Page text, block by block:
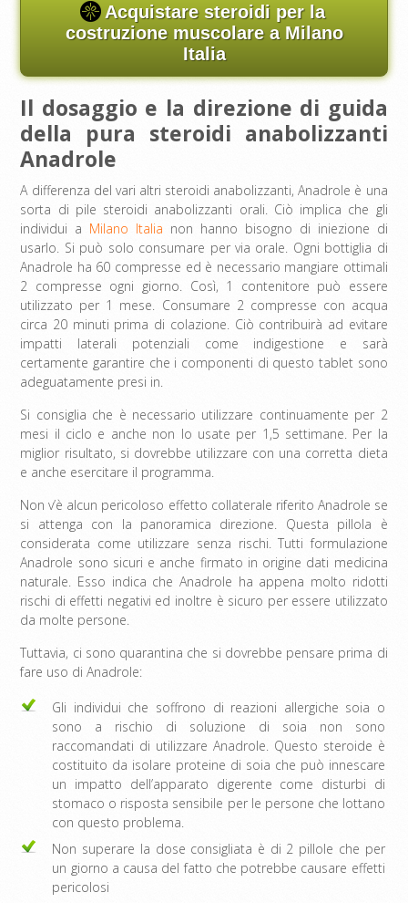
Acquistare steroidi per la
costruzione muscolare a Milano
Italia
Il dosaggio e la direzione di guida
della pura steroidi anabolizzanti
Anadrole
A differenza del vari altri steroidi anabolizzanti, Anadrole è una
sorta di pile steroidi anabolizzanti orali. Ciò implica che gli
individui a Milano Italia non hanno bisogno di iniezione di
usarlo. Si può solo consumare per via orale. Ogni bottiglia di
Anadrole ha 60 compresse ed è necessario mangiare ottimali
2 compresse ogni giorno. Così, 1 contenitore può essere
utilizzato per 1 mese. Consumare 2 compresse con acqua
circa 20 minuti prima di colazione. Ciò contribuirà ad evitare
impatti laterali potenziali come indigestione e sarà
certamente garantire che i componenti di questo tablet sono
adeguatamente presi in.
Si consiglia che è necessario utilizzare continuamente per 2
mesi il ciclo e anche non lo usate per 1,5 settimane. Per la
miglior risultato, si dovrebbe utilizzare con una corretta dieta
e anche esercitare il programma.
Non v’è alcun pericoloso effetto collaterale riferito Anadrole se
si attenga con la panoramica direzione. Questa pillola è
considerata come utilizzare senza rischi. Tutti formulazione
Anadrole sono sicuri e anche firmato in origine dati medicina
naturale. Esso indica che Anadrole ha appena molto ridotti
rischi di effetti negativi ed inoltre è sicuro per essere utilizzato
da molte persone.
Tuttavia, ci sono quarantina che si dovrebbe pensare prima di
fare uso di Anadrole:
Gli individui che soffrono di reazioni allergiche soia o
sono a rischio di soluzione di soia non sono
raccomandati di utilizzare Anadrole. Questo steroide è
costituito da isolare proteine ​​di soia che può innescare
un impatto dell’apparato digerente come disturbi di
stomaco o risposta sensibile per le persone che lottano
con questo problema.
Non superare la dose consigliata è di 2 pillole che per
un giorno a causa del fatto che potrebbe causare effetti
pericolosi